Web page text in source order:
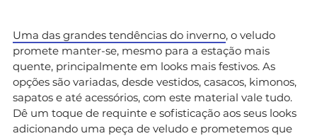
Uma das grandes tendências do inverno, o veludo
promete manter-se, mesmo para a estação mais
quente, principalmente em looks mais festivos. As
opções são variadas, desde vestidos, casacos, kimonos,
sapatos e até acessórios, com este material vale tudo.
Dê um toque de requinte e sofisticação aos seus looks
adicionando uma peça de veludo e prometemos que